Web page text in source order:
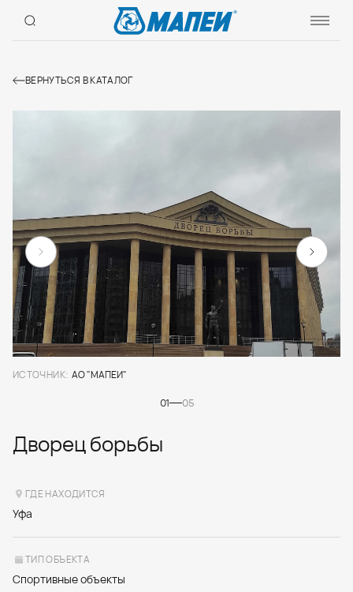
ВЕРНУТЬСЯ В КАТАЛОГ
01 05
ИСТОЧНИК: АО "МАПЕИ"
Дворец борьбы
ГДЕ НАХОДИТСЯ
Уфа
ТИП ОБЪЕКТА
Спортивные объекты